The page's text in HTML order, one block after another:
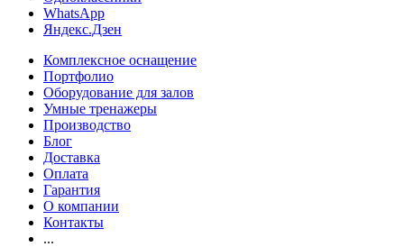
WhatsApp
Яндекс.Дзен
Комплексное оснащение
Портфолио
Оборудование для залов
Умные тренажеры
Производство
Блог
Доставка
Оплата
Гарантия
О компании
Контакты
...